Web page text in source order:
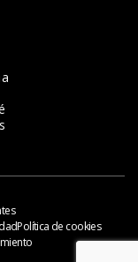
Política de cookies